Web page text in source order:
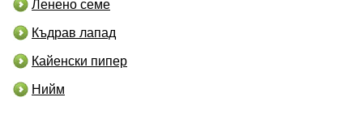
Ленено семе
Къдрав лапад
Кайенски пипер
Нийм